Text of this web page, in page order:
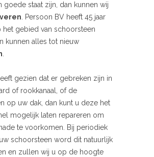
goede staat zijn, dan kunnen wij
. Persoon BV heeft 45 jaar
het gebied van schoorsteen
kunnen alles tot nieuw
.
gezien dat er gebreken zijn in
of rookkanaal, of de
op uw dak, dan kunt u deze het
mogelijk laten repareren om
te voorkomen. Bij periodiek
schoorsteen word dit natuurlijk
en zullen wij u op de hoogte